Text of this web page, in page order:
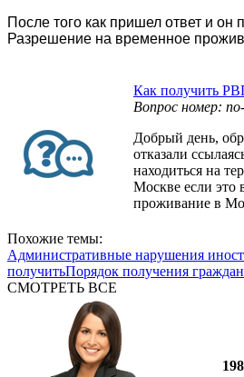
После того как пришел ответ и
Разрешение на временное
Как получить
Вопрос номер:
Добрый день,
отказали
находиться на
Москве если это
проживание в
Похожие темы:
Административные нарушения
получитьПорядок получения
СМОТРЕТЬ ВСЕ